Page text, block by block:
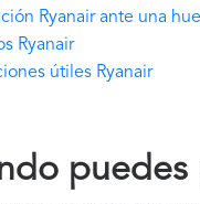
Ryanair ante una
Ryanair
útiles Ryanair
puedes